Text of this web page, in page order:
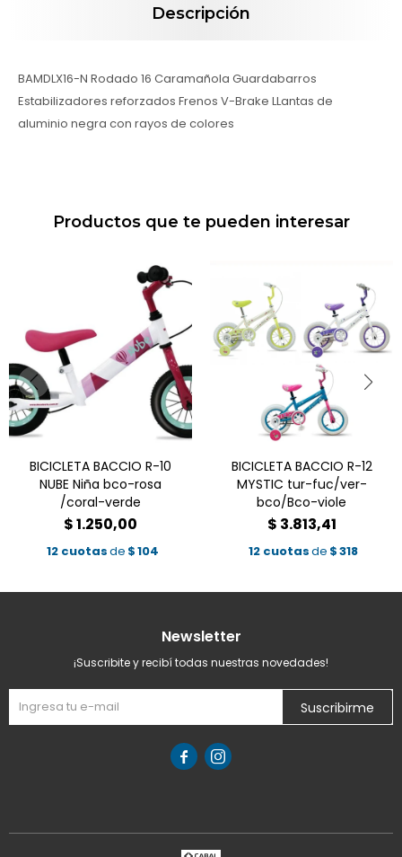
Descripción
BAMDLX16-N Rodado 16 Caramañola Guardabarros
Estabilizadores reforzados Frenos V-Brake LLantas de
aluminio negra con rayos de colores
Productos que te pueden interesar
BICICLETA BACCIO R-10
NUBE Niña bco-rosa
/coral-verde
$1.250,00
12 cuotasde $104
BICICLETA BACCIO R-12
MYSTIC tur-fuc/ver-
bco/Bco-viole
$ 3.813,41
12 cuotasde $318
Newsletter
¡Suscribite y recibí todas nuestras novedades!
Suscribirme
 